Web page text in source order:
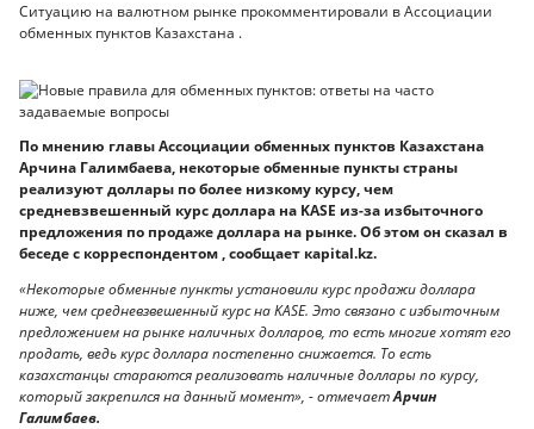
Ситуацию на валютном рынке прокомментировали в Ассоциации
обменных пунктов Казахстана .
По мнению главы Ассоциации обменных пунктов Казахстана
Арчина Галимбаева, некоторые обменные пункты страны
реализуют доллары по более низкому курсу, чем
средневзвешенный курс доллара на KASE из-за избыточного
предложения по продаже доллара на рынке. Об этом он сказал в
беседе с корреспондентом , сообщает кapital.kz.
«Некоторые обменные пункты установили курс продажи доллара
ниже, чем средневзвешенный курс на KASE. Это связано с избыточным
предложением на рынке наличных долларов, то есть многие хотят его
продать, ведь курс доллара постепенно снижается. То есть
казахстанцы стараются реализовать наличные доллары по курсу,
который закрепился на данный момент», - отмечаетАрчин
Галимбаев.